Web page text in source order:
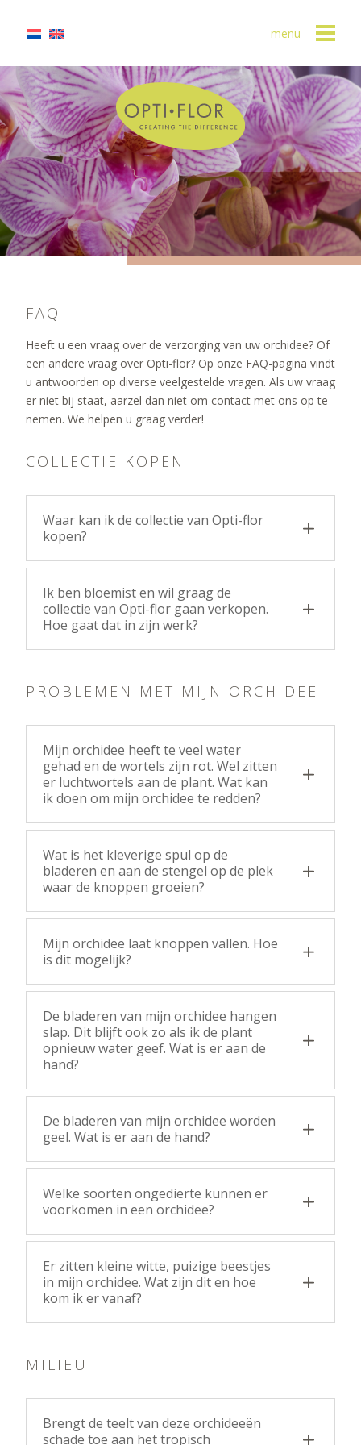
menu
FAQ
Heeft u een vraag over de verzorging van uw orchidee? Of
een andere vraag over Opti-flor? Op onze FAQ-pagina vindt
u antwoorden op diverse veelgestelde vragen. Als uw vraag
er niet bij staat, aarzel dan niet om contact met ons op te
nemen. We helpen u graag verder!
COLLECTIE KOPEN
Waar kan ik de collectie van Opti-flor
kopen?
Ik ben bloemist en wil graag de
collectie van Opti-flor gaan verkopen.
Hoe gaat dat in zijn werk?
PROBLEMEN MET MIJN ORCHIDEE
Mijn orchidee heeft te veel water
gehad en de wortels zijn rot. Wel zitten
er luchtwortels aan de plant. Wat kan
ik doen om mijn orchidee te redden?
Wat is het kleverige spul op de
bladeren en aan de stengel op de plek
waar de knoppen groeien?
Mijn orchidee laat knoppen vallen. Hoe
is dit mogelijk?
De bladeren van mijn orchidee hangen
slap. Dit blijft ook zo als ik de plant
opnieuw water geef. Wat is er aan de
hand?
De bladeren van mijn orchidee worden
geel. Wat is er aan de hand?
Welke soorten ongedierte kunnen er
voorkomen in een orchidee?
Er zitten kleine witte, puizige beestjes
in mijn orchidee. Wat zijn dit en hoe
kom ik er vanaf?
MILIEU
Brengt de teelt van deze orchideeën
schade toe aan het tropisch